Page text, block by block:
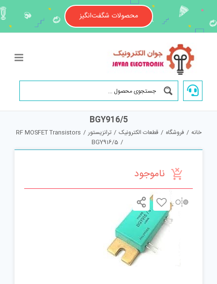
content
محصولات شگفت‌انگیز
BGY916/5
خانه / فروشگاه / قطعات الکترونیک / ترانزیستور /
RF MOSFET Transistors
/
BGY916/5
ناموجود